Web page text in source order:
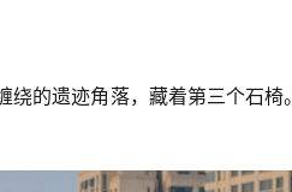
的遗迹角落，藏着第三个石